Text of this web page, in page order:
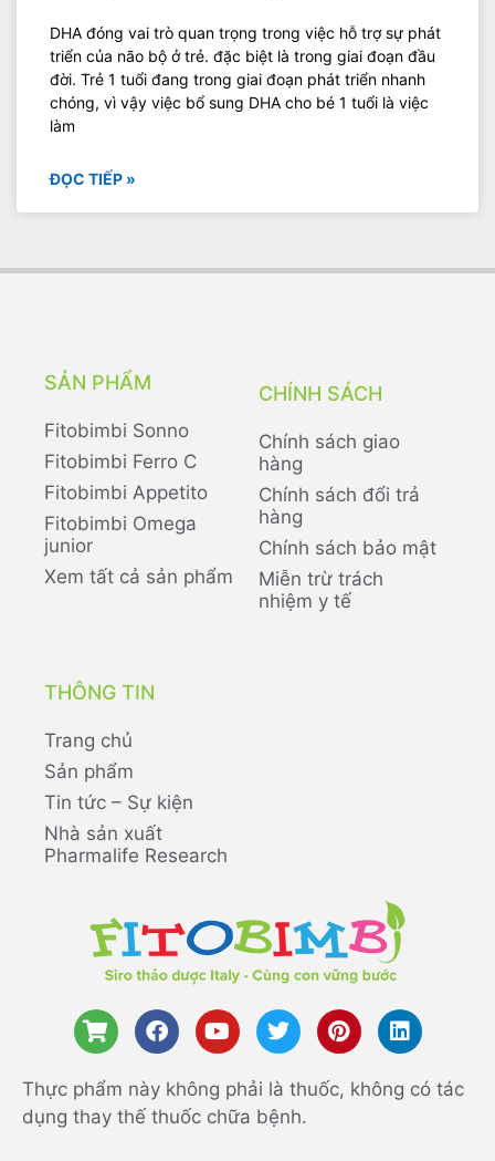
DHA đóng vai trò quan trọng trong việc hỗ trợ sự phát
triển của não bộ ở trẻ. đặc biệt là trong giai đoạn đầu
đời. Trẻ 1 tuổi đang trong giai đoạn phát triển nhanh
chóng, vì vậy việc bổ sung DHA cho bé 1 tuổi là việc
làm
ĐỌC TIẾP »
SẢN PHẨM
Fitobimbi Sonno
Fitobimbi Ferro C
Fitobimbi Appetito
Fitobimbi Omega
junior
Xem tất cả sản phẩm
CHÍNH SÁCH
Chính sách giao
hàng
Chính sách đổi trả
hàng
Chính sách bảo mật
Miễn trừ trách
nhiệm y tế
THÔNG TIN
Trang chủ
Sản phẩm
Tin tức – Sự kiện
Nhà sản xuất
Pharmalife Research
Thực phẩm này không phải là thuốc, không có tác
dụng thay thế thuốc chữa bệnh.